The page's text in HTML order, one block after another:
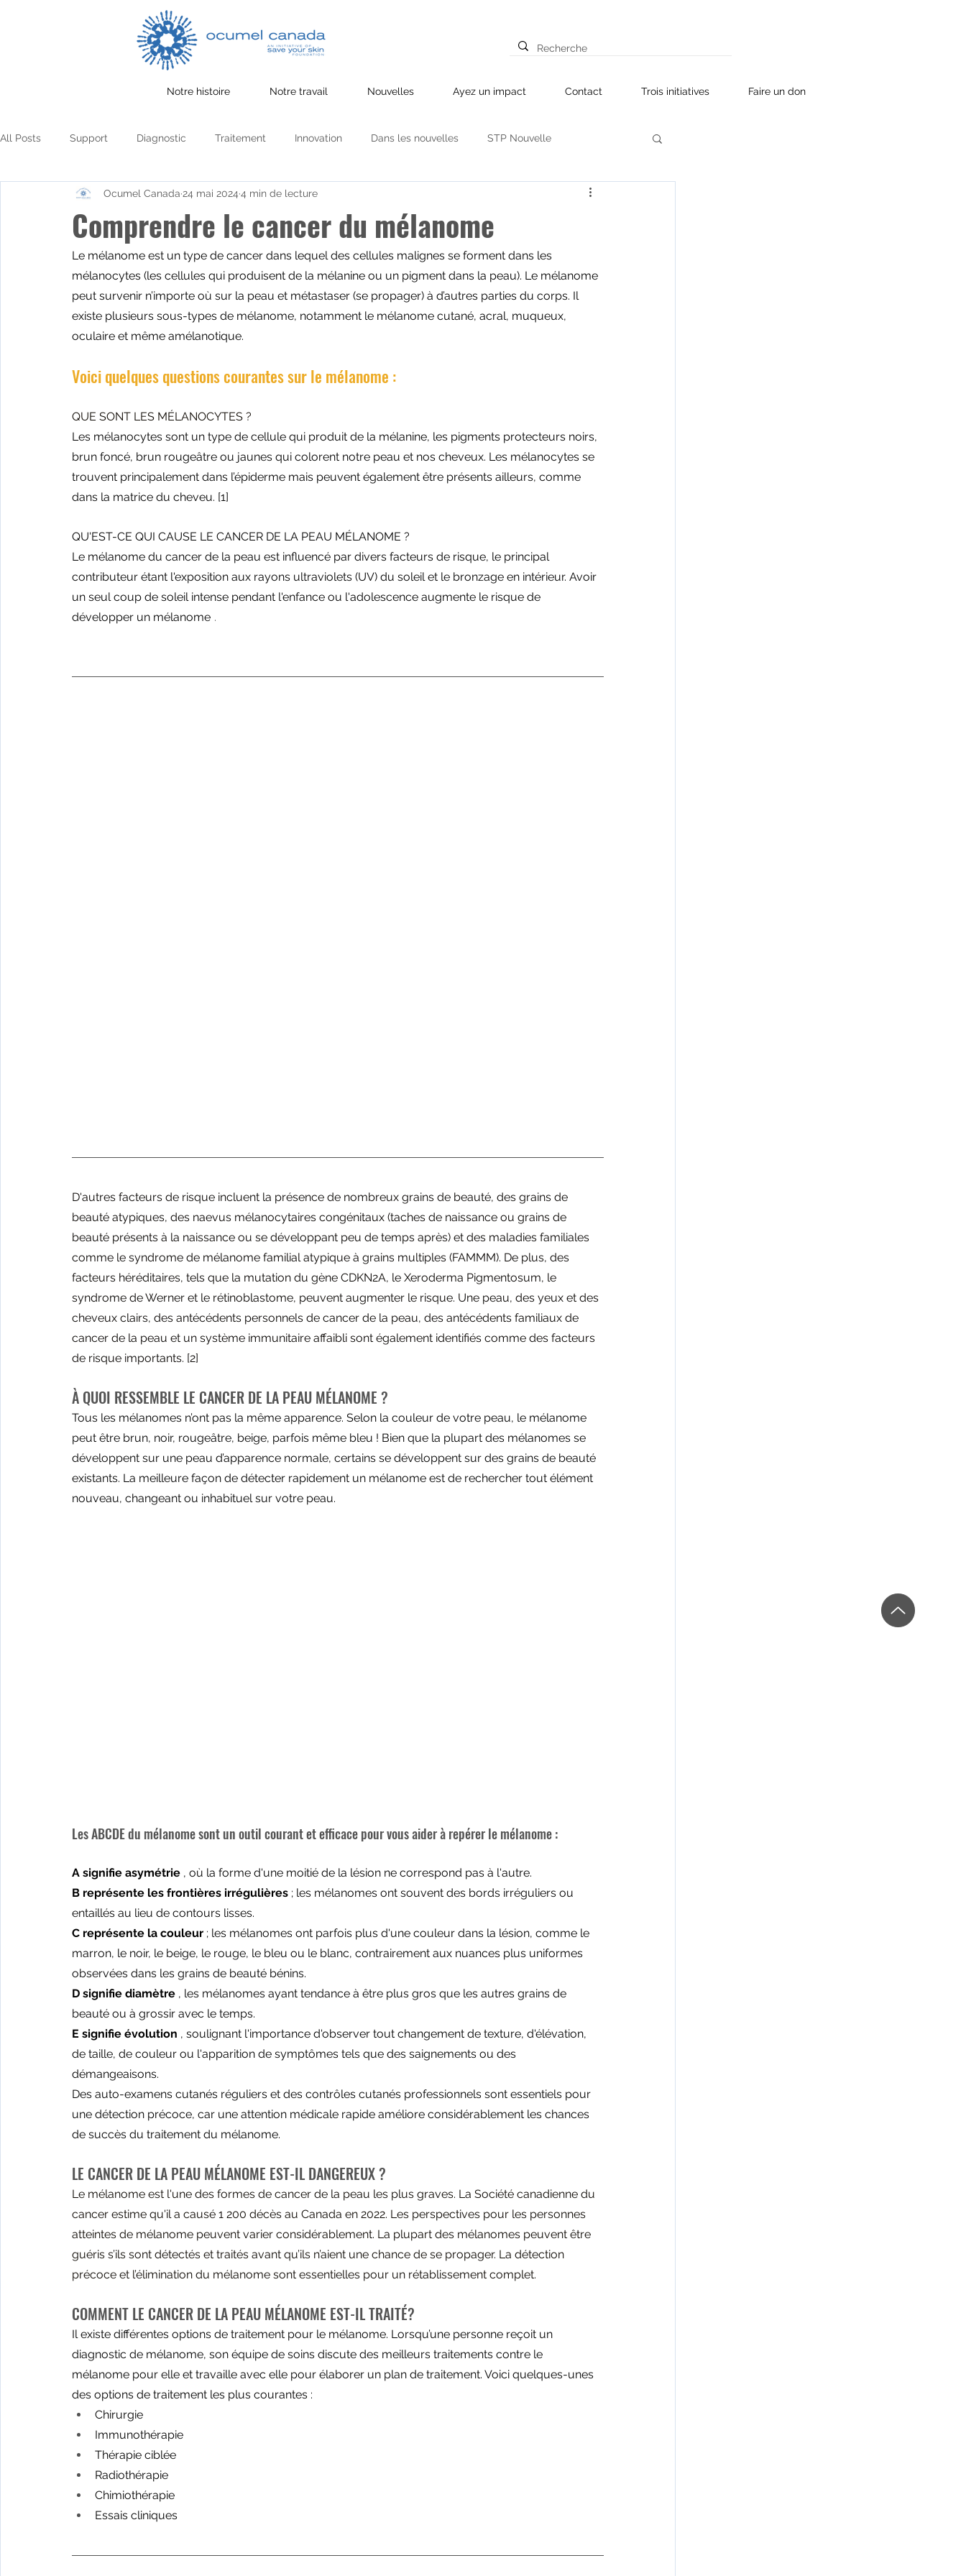
Notre histoire Notre travail Nouvelles Ayez un impact Contact Trois initiatives Faire un don
All Posts Support Diagnostic Traitement Innovation Dans les nouvelles STP Nouvelle
Collecte de fonds communauté Partager des histoires Partenariats
Santé mentale Sécurité solaire Survie
Comprendre le cancer du mélanome
Ocumel Canada 24 mai 2024 4 min de lecture
Le mélanome est un type de cancer dans lequel des cellules malignes se forment dans les
mélanocytes (les cellules qui produisent de la mélanine ou un pigment dans la peau). Le mélanome
peut survenir n’importe où sur la peau et métastaser (se propager) à d’autres parties du corps. Il
existe plusieurs sous-types de mélanome, notamment le mélanome cutané, acral, muqueux,
oculaire et même amélanotique.
Voici quelques questions courantes sur le mélanome :
QUE SONT LES MÉLANOCYTES ?
Les mélanocytes sont un type de cellule qui produit de la mélanine, les pigments protecteurs noirs,
brun foncé, brun rougeâtre ou jaunes qui colorent notre peau et nos cheveux. Les mélanocytes se
trouvent principalement dans l’épiderme mais peuvent également être présents ailleurs, comme
dans la matrice du cheveu. [1]
QU'EST-CE QUI CAUSE LE CANCER DE LA PEAU MÉLANOME ?
Le mélanome du cancer de la peau est influencé par divers facteurs de risque, le principal
contributeur étant l'exposition aux rayons ultraviolets (UV) du soleil et le bronzage en intérieur. Avoir
un seul coup de soleil intense pendant l'enfance ou l'adolescence augmente le risque de
développer un mélanome .
D'autres facteurs de risque incluent la présence de nombreux grains de beauté, des grains de
beauté atypiques, des naevus mélanocytaires congénitaux (taches de naissance ou grains de
beauté présents à la naissance ou se développant peu de temps après) et des maladies familiales
comme le syndrome de mélanome familial atypique à grains multiples (FAMMM). De plus, des
facteurs héréditaires, tels que la mutation du gène CDKN2A, le Xeroderma Pigmentosum, le
syndrome de Werner et le rétinoblastome, peuvent augmenter le risque. Une peau, des yeux et des
cheveux clairs, des antécédents personnels de cancer de la peau, des antécédents familiaux de
cancer de la peau et un système immunitaire affaibli sont également identifiés comme des facteurs
de risque importants. [2]
À QUOI RESSEMBLE LE CANCER DE LA PEAU MÉLANOME ?
Tous les mélanomes n’ont pas la même apparence. Selon la couleur de votre peau, le mélanome
peut être brun, noir, rougeâtre, beige, parfois même bleu ! Bien que la plupart des mélanomes se
développent sur une peau d’apparence normale, certains se développent sur des grains de beauté
existants. La meilleure façon de détecter rapidement un mélanome est de rechercher tout élément
nouveau, changeant ou inhabituel sur votre peau.
Les ABCDE du mélanome sont un outil courant et efficace pour vous aider à repérer le mélanome :
A signifie asymétrie , où la forme d'une moitié de la lésion ne correspond pas à l'autre.
B représente les frontières irrégulières ; les mélanomes ont souvent des bords irréguliers ou
entaillés au lieu de contours lisses.
C représente la couleur ; les mélanomes ont parfois plus d'une couleur dans la lésion, comme le
marron, le noir, le beige, le rouge, le bleu ou le blanc, contrairement aux nuances plus uniformes
observées dans les grains de beauté bénins.
D signifie diamètre , les mélanomes ayant tendance à être plus gros que les autres grains de
beauté ou à grossir avec le temps.
E signifie évolution , soulignant l'importance d'observer tout changement de texture, d'élévation,
de taille, de couleur ou l'apparition de symptômes tels que des saignements ou des
démangeaisons.
Des auto-examens cutanés réguliers et des contrôles cutanés professionnels sont essentiels pour
une détection précoce, car une attention médicale rapide améliore considérablement les chances
de succès du traitement du mélanome.
LE CANCER DE LA PEAU MÉLANOME EST-IL DANGEREUX ?
Le mélanome est l'une des formes de cancer de la peau les plus graves. La Société canadienne du
cancer estime qu'il a causé 1 200 décès au Canada en 2022. Les perspectives pour les personnes
atteintes de mélanome peuvent varier considérablement. La plupart des mélanomes peuvent être
guéris s’ils sont détectés et traités avant qu’ils n’aient une chance de se propager. La détection
précoce et l’élimination du mélanome sont essentielles pour un rétablissement complet.
COMMENT LE CANCER DE LA PEAU MÉLANOME EST-IL TRAITÉ?
Il existe différentes options de traitement pour le mélanome. Lorsqu’une personne reçoit un
diagnostic de mélanome, son équipe de soins discute des meilleurs traitements contre le
mélanome pour elle et travaille avec elle pour élaborer un plan de traitement. Voici quelques-unes
des options de traitement les plus courantes :
Chirurgie
Immunothérapie
Thérapie ciblée
Radiothérapie
Chimiothérapie
Essais cliniques